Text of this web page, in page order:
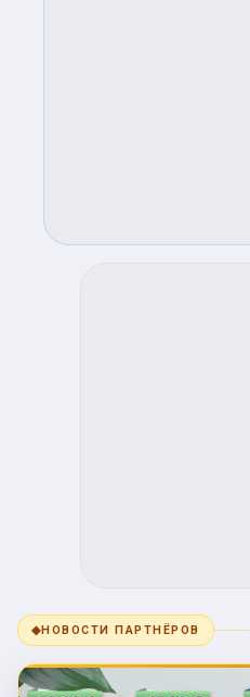
◆НОВОСТИ ПАРТНЁРОВ